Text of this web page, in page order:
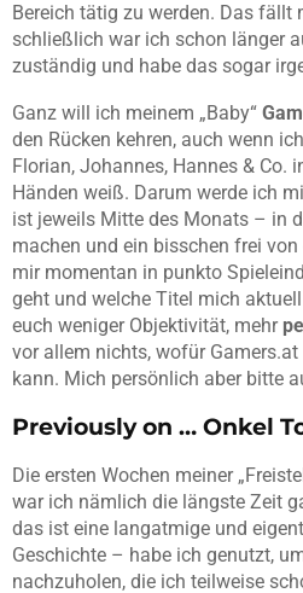
Bereich tätig zu werden. Das fällt
schließlich war ich schon länger
zuständig und habe das sogar
Ganz will ich meinem „Baby“
den Rücken kehren, auch wenn
Florian, Johannes, Hannes & Co.
Händen weiß. Darum werde ich
ist jeweils Mitte des Monats – in
machen und ein bisschen frei
mir momentan in punkto
geht und welche Titel mich
euch weniger Objektivität, mehr
vor allem nichts, wofür
kann. Mich persönlich aber bitte
Previously on … Onkel
Die ersten Wochen meiner
war ich nämlich die längste Zeit
das ist eine langatmige und
Geschichte – habe ich genutzt,
nachzuholen, die ich teilweise